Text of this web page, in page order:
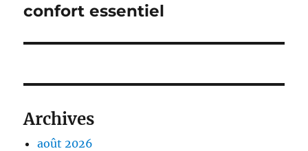
suivante :
confort essentiel
Archives
août 2026